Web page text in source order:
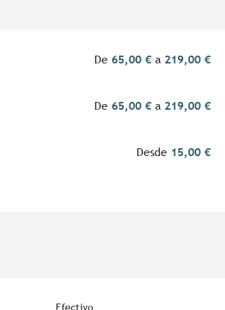
De 65,00 € a 219,00 €
De 65,00 € a 219,00 €
Desde 15,00 €
Efectivo